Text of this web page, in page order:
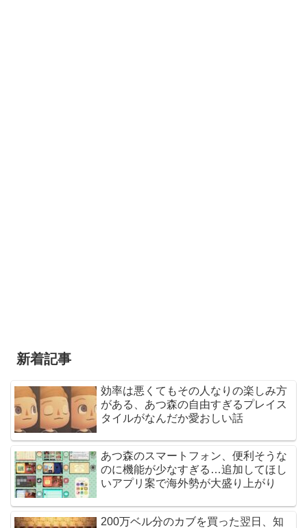
新着記事
効率は悪くてもその人なりの楽しみ方
がある、あつ森の自由すぎるプレイス
タイルがなんだか愛おしい話
あつ森のスマートフォン、便利そうな
のに機能が少なすぎる…追加してほし
いアプリ案で海外勢が大盛り上がり
200万ベル分のカブを買った翌日、知